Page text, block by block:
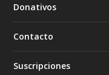
Donativos
Contacto
Suscripciones